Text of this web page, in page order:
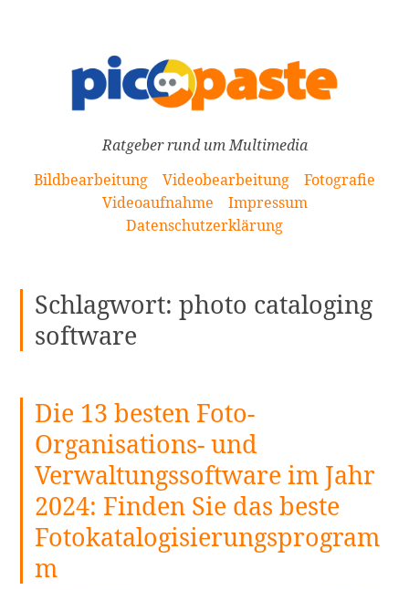
Ratgeber rund um Multimedia
Bildbearbeitung
Videobearbeitung
Fotografie
Videoaufnahme
Impressum
Datenschutzerklärung
Schlagwort:photo cataloging
software
Die 13 besten Foto-
Organisations- und
Verwaltungssoftware im Jahr
2024: Finden Sie das beste
Fotokatalogisierungsprogram
m